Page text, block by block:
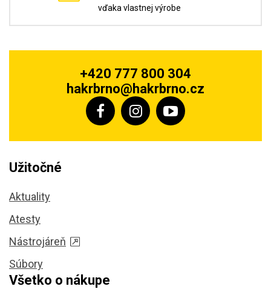
vďaka vlastnej výrobe
+420 777 800 304
hakrbrno@hakrbrno.cz
Užitočné
Aktuality
Atesty
Nástrojáreň
Súbory
Všetko o nákupe